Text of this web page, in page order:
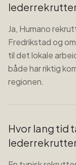
Ja, Humano
Fredrikstad og
til det lokale
både har riktig
regionen.
Hvor lang tid